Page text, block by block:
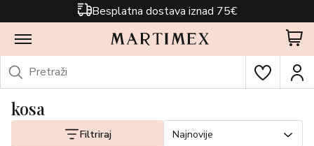
Besplatna dostava iznad 75€
kosa
Filtriraj Najnovije